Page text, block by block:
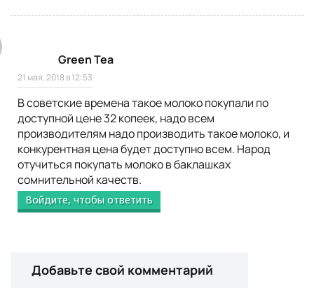
Green Tea
21 мая, 2018 в 12:53
В советские времена такое молоко покупали по
доступной цене 32 копеек, надо всем
производителям надо производить такое молоко, и
конкурентная цена будет доступно всем. Народ
отучиться покупать молоко в баклашках
сомнительной качеств.
Войдите, чтобы ответить
Добавьте свой комментарий